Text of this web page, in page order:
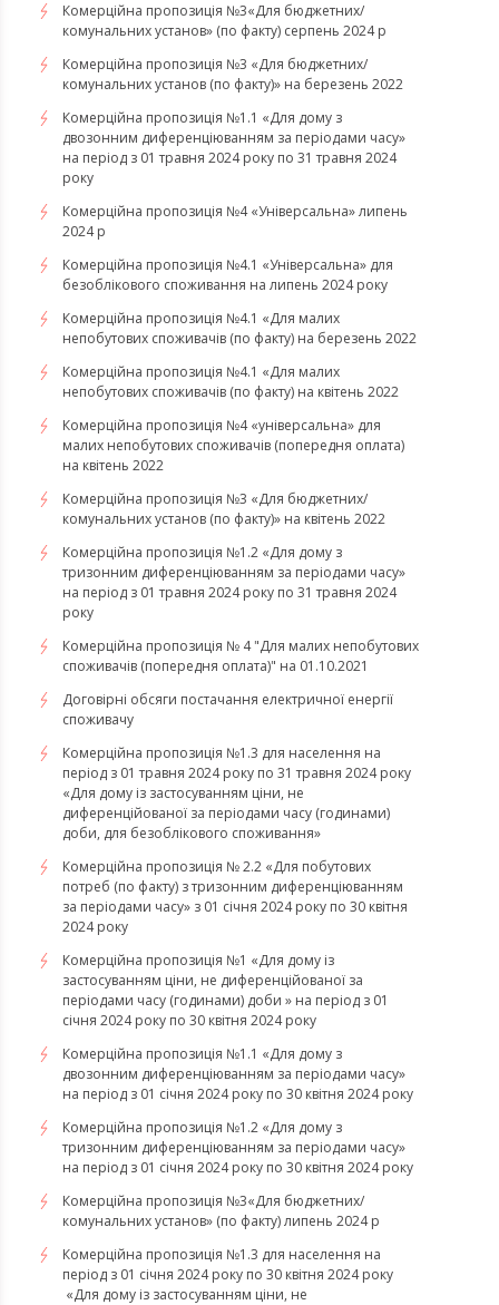
Комерційна пропозиція №3«Для бюджетних/
комунальних установ» (по факту) серпень 2024 р
Комерційна пропозиція №3 «Для бюджетних/
комунальних установ (по факту)» на березень 2022
Комерційна пропозиція №1.1 «Для дому з
двозонним диференціюванням за періодами часу»
на період з 01 травня 2024 року по 31 травня 2024
року
Комерційна пропозиція №4 «Універсальна» липень
2024 р
Комерційна пропозиція №4.1 «Універсальна» для
безоблікового споживання на липень 2024 року
​​​​​​​Комерційна пропозиція №4.1 «Для малих
непобутових споживачів (по факту) на березень 2022
Комерційна пропозиція №4.1 «Для малих
непобутових споживачів (по факту) на квітень 2022
​​​​​​​Комерційна пропозиція №4 «універсальна» для
малих непобутових споживачів (попередня оплата)
на квітень 2022
Комерційна пропозиція №3 «Для бюджетних/
комунальних установ (по факту)» на квітень 2022
Комерційна пропозиція №1.2 «Для дому з
тризонним диференціюванням за періодами часу»
на період з 01 травня 2024 року по 31 травня 2024
року
Комерційна пропозиція № 4 "Для малих непобутових
споживачів (попередня оплата)" на 01.10.2021
Договірні обсяги постачання електричної енергії
споживачу
Комерційна пропозиція №1.3 для населення на
період з 01 травня 2024 року по 31 травня 2024 року
«Для дому із застосуванням ціни, не
диференційованої за періодами часу (годинами)
доби, для безоблікового споживання»
Комерційна пропозиція № 2.2 «Для побутових
потреб (по факту) з тризонним диференціюванням
за періодами часу» з 01 січня 2024 року по 30 квітня
2024 року
Комерційна пропозиція №1 «Для дому із
застосуванням ціни, не диференційованої за
періодами часу (годинами) доби » на період з 01
січня 2024 року по 30 квітня 2024 року
Комерційна пропозиція №1.1 «Для дому з
двозонним диференціюванням за періодами часу»
на період з 01 січня 2024 року по 30 квітня 2024 року
Комерційна пропозиція №1.2 «Для дому з
тризонним диференціюванням за періодами часу»
на період з 01 січня 2024 року по 30 квітня 2024 року
Комерційна пропозиція №3«Для бюджетних/
комунальних установ» (по факту) липень 2024 р
Комерційна пропозиція №1.3 для населення на
період з 01 січня 2024 року по 30 квітня 2024 року
«Для дому із застосуванням ціни, не